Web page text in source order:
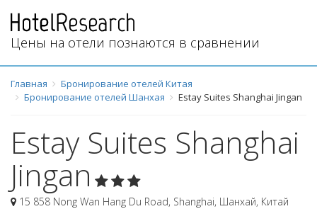
Цены на отели познаются в сравнении
Главная
Бронирование отелей Китая
Бронирование отелей Шанхая
Estay Suites Shanghai Jingan
Estay Suites Shanghai
Jingan
15 858 Nong Wan Hang Du Road, Shanghai, Шанхай, Китай